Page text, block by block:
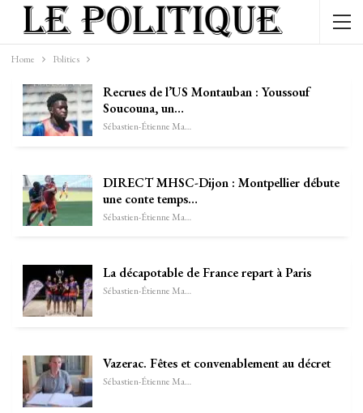
Home Politics
Recrues de l’US Montauban : Youssouf
Soucouna, un…
Sébastien-Étienne Marechal
DIRECT MHSC-Dijon : Montpellier débute
une conte temps…
Sébastien-Étienne Marechal
La décapotable de France repart à Paris
Sébastien-Étienne Marechal
Vazerac. Fêtes et convenablement au décret
Sébastien-Étienne Marechal